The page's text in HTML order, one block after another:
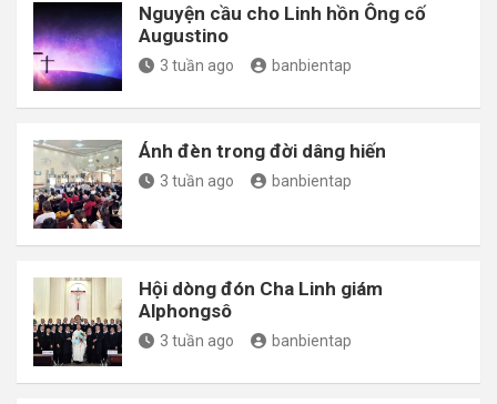
Nguyện cầu cho Linh hồn Ông cố
Augustino
3 tuần ago banbientap
Ánh đèn trong đời dâng hiến
3 tuần ago banbientap
Hội dòng đón Cha Linh giám
Alphongsô
3 tuần ago banbientap